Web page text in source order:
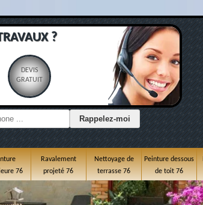
?
DEVIS
GRATUIT
76
Ravalement
projeté 76
Nettoyage de
terrasse 76
Peinture dessous
de toit 76